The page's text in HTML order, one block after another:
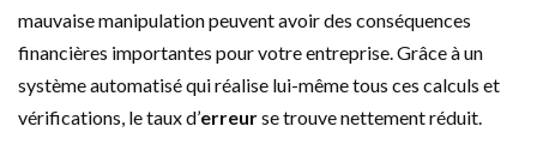
mauvaise manipulation peuvent avoir des conséquences
financières importantes pour votre entreprise. Grâce à un
système automatisé qui réalise lui-même tous ces calculs et
vérifications, le taux d’erreurse trouve nettement réduit.